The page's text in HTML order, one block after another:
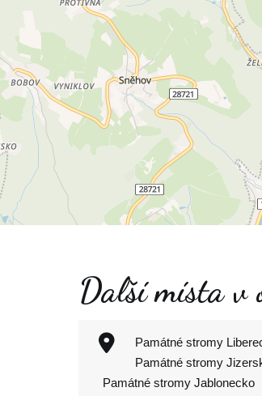
Další místa v
Památné stromy
Památné stromy
Památné stromy Jablonecko